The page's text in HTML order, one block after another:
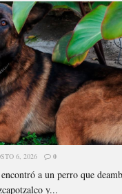
6, 2026 0
a un perro que
y...